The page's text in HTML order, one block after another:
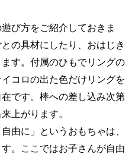
び方をご紹介しておきま
の具材にしたり、おはじき
す。付属のひもでリングの
コロの出た色だけリングを
です。棒への差し込み次第
上がります。
由に」というおもちゃは、
。ここではお子さんが自由